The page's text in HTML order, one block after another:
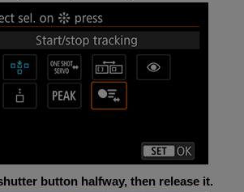
button halfway, then release it.